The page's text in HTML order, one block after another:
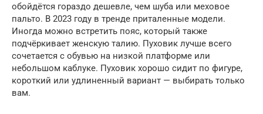
обойдётся гораздо дешевле, чем шуба или меховое
пальто. В 2023 году в тренде приталенные модели.
Иногда можно встретить пояс, который также
подчёркивает женскую талию. Пуховик лучше всего
сочетается с обувью на низкой платформе или
небольшом каблуке. Пуховик хорошо сидит по фигуре,
короткий или удлиненный вариант — выбирать только
вам.